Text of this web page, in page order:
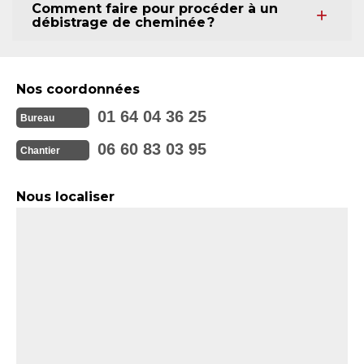
Comment faire pour procéder à un
débistrage de cheminée ?
Nos coordonnées
Bureau 01 64 04 36 25
Chantier 06 60 83 03 95
Nous localiser